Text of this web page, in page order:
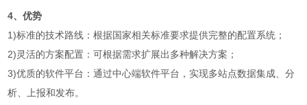
4、优势
1)标准的技术路线：根据国家相关标准要求提供完整的配置系统；
2)灵活的方案配置：可根据需求扩展出多种解决方案；
3)优质的软件平台：通过中心端软件平台，实现多站点数据集成、分
析、上报和发布。